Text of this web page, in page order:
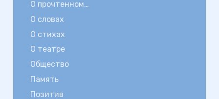
О прочтенном…
О словах
О стихах
О театре
Общество
Память
Позитив